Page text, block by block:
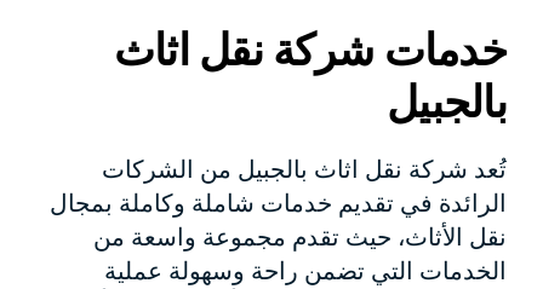
خدمات شركة نقل اثاث
بالجبيل
تُعد شركة نقل اثاث بالجبيل من الشركات
الرائدة في تقديم خدمات شاملة وكاملة بمجال
نقل الأثاث، حيث تقدم مجموعة واسعة من
الخدمات التي تضمن راحة وسهولة عملية